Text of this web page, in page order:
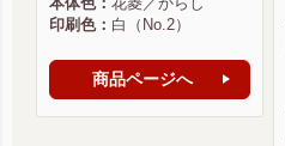
印刷色： 白（No.2）
商品ページへ